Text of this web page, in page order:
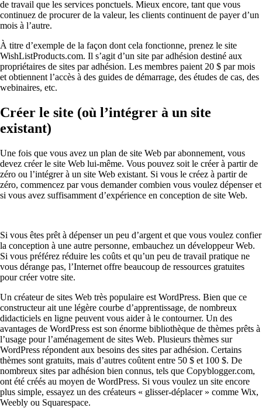
de travail que les services ponctuels. Mieux encore, tant que vous
continuez de procurer de la valeur, les clients continuent de payer d’un
mois à l’autre.
À titre d’exemple de la façon dont cela fonctionne, prenez le site
WishListProducts.com. Il s’agit d’un site par adhésion destiné aux
propriétaires de sites par adhésion. Les membres paient 20 $ par mois
et obtiennent l’accès à des guides de démarrage, des études de cas, des
webinaires, etc.
Créer le site (où l’intégrer à un site
existant)
Une fois que vous avez un plan de site Web par abonnement, vous
devez créer le site Web lui-même. Vous pouvez soit le créer à partir de
zéro ou l’intégrer à un site Web existant. Si vous le créez à partir de
zéro, commencez par vous demander combien vous voulez dépenser et
si vous avez suffisamment d’expérience en conception de site Web.
Si vous êtes prêt à dépenser un peu d’argent et que vous voulez confier
la conception à une autre personne, embauchez un développeur Web.
Si vous préférez réduire les coûts et qu’un peu de travail pratique ne
vous dérange pas, l’Internet offre beaucoup de ressources gratuites
pour créer votre site.
Un créateur de sites Web très populaire est WordPress. Bien que ce
constructeur ait une légère courbe d’apprentissage, de nombreux
didacticiels en ligne peuvent vous aider à le contourner. Un des
avantages de WordPress est son énorme bibliothèque de thèmes prêts à
l’usage pour l’aménagement de sites Web. Plusieurs thèmes sur
WordPress répondent aux besoins des sites par adhésion. Certains
thèmes sont gratuits, mais d’autres coûtent entre 50 $ et 100 $. De
nombreux sites par adhésion bien connus, tels que Copyblogger.com,
ont été créés au moyen de WordPress. Si vous voulez un site encore
plus simple, essayez un des créateurs « glisser-déplacer » comme Wix,
Weebly ou Squarespace.